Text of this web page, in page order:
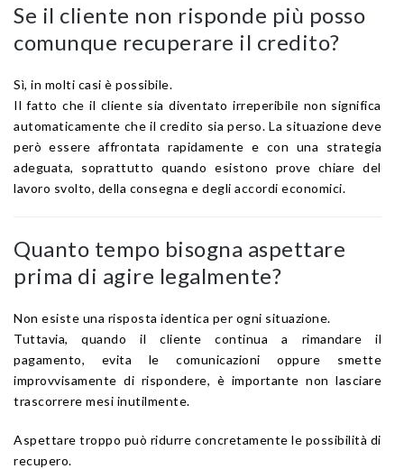
Se il cliente non risponde più posso
comunque recuperare il credito?
Sì, in molti casi è possibile.
Il fatto che il cliente sia diventato irreperibile non significa
automaticamente che il credito sia perso. La situazione deve
però essere affrontata rapidamente e con una strategia
adeguata, soprattutto quando esistono prove chiare del
lavoro svolto, della consegna e degli accordi economici.
Quanto tempo bisogna aspettare
prima di agire legalmente?
Non esiste una risposta identica per ogni situazione.
Tuttavia, quando il cliente continua a rimandare il
pagamento, evita le comunicazioni oppure smette
improvvisamente di rispondere, è importante non lasciare
trascorrere mesi inutilmente.
Aspettare troppo può ridurre concretamente le possibilità di
recupero.